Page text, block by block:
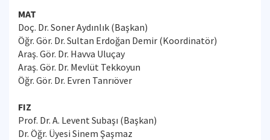
MAT
Doç. Dr. Soner Aydınlık (Başkan)
Öğr. Gör. Dr. Sultan Erdoğan Demir (Koordinatör)
Araş. Gör. Dr. Havva Uluçay
Araş. Gör. Dr. Mevlüt Tekkoyun
Öğr. Gör. Dr. Evren Tanrıöver
FIZ
Prof. Dr. A. Levent Subaşı (Başkan)
Dr. Öğr. Üyesi Sinem Şaşmaz